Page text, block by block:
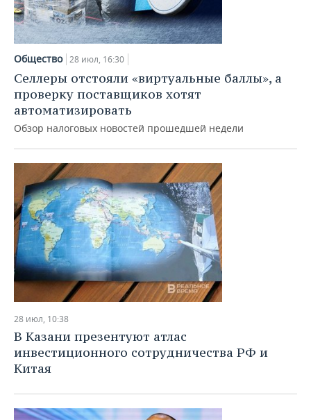
Общество 28 июл, 16:30
Селлеры отстояли «виртуальные баллы», а
проверку поставщиков хотят
автоматизировать
Обзор налоговых новостей прошедшей недели
28 июл, 10:38
В Казани презентуют атлас
инвестиционного сотрудничества РФ и
Китая